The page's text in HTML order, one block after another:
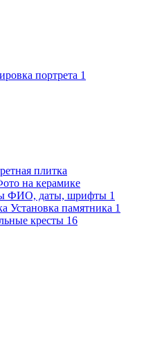
портрета 1
плитка
на керамике
ФИО, даты, шрифты 1
Установка памятника 1
кресты 16